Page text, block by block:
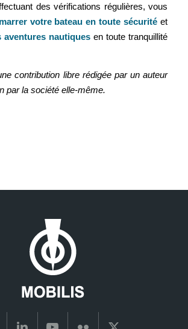
des vérifications régulières, vous
votre bateau en toute sécurité et
aventures nautiques en toute tranquillité
contribution libre rédigée par un auteur
par la société elle-même.